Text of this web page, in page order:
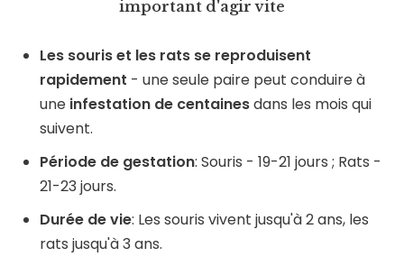
important d'agir vite
Les souris et les rats se reproduisent
rapidement - une seule paire peut conduire à
une infestation de centainesdans les mois qui
suivent.
Période de gestation: Souris - 19-21 jours ; Rats -
21-23 jours.
Durée de vie: Les souris vivent jusqu'à 2 ans, les
rats jusqu'à 3 ans.